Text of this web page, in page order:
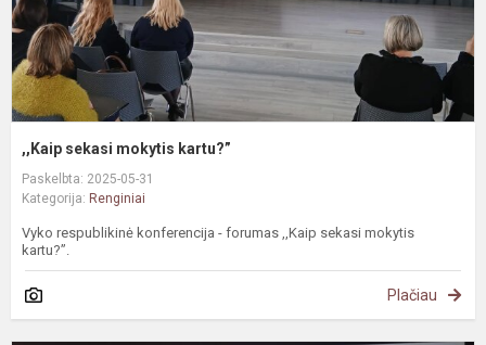
,,Kaip sekasi mokytis kartu?”
Paskelbta: 2025-05-31
Kategorija: Renginiai
Vyko respublikinė konferencija - forumas ,,Kaip sekasi mokytis
kartu?”.
Plačiau